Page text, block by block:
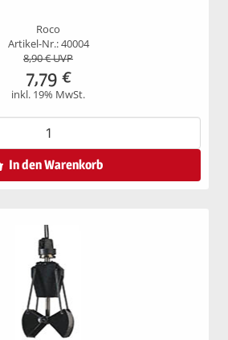
Roco
Artikel-Nr.: 40004
8,90€ UVP
7,79 €
inkl. 19% MwSt.
In den Warenkorb